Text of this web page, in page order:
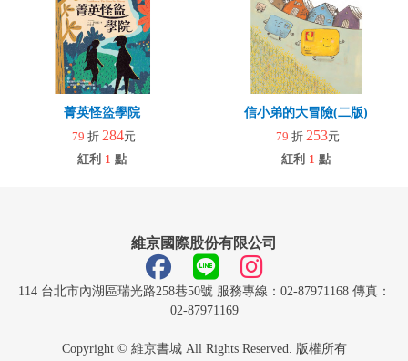
菁英怪盜學院
79 折 284元
紅利 1 點
信小弟的大冒險(二版)
79 折 253元
紅利 1 點
維京國際股份有限公司
114 台北市內湖區瑞光路258巷50號 服務專線：02-87971168 傳真：
02-87971169
Copyright © 維京書城 All Rights Reserved. 版權所有